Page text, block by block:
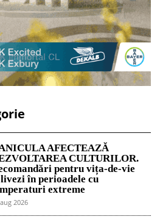
AFECTEAZĂ
CULTURILOR.
pentru vița-de-vie
în perioadele cu
extreme
2026